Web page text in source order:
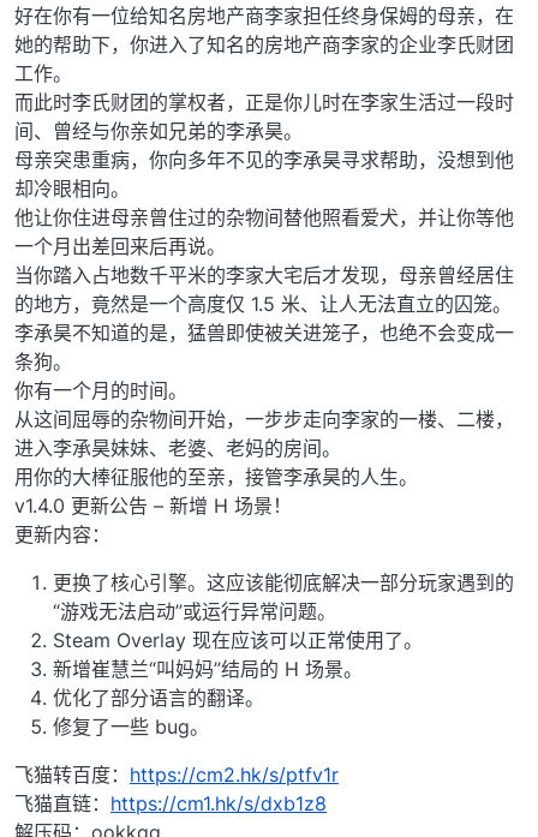
好在你有一位给知名房地产商李家担任终身保姆的母亲，在
她的帮助下，你进入了知名的房地产商李家的企业李氏财团
工作。
而此时李氏财团的掌权者，正是你儿时在李家生活过一段时
间、曾经与你亲如兄弟的李承昊。
母亲突患重病，你向多年不见的李承昊寻求帮助，没想到他
却冷眼相向。
他让你住进母亲曾住过的杂物间替他照看爱犬，并让你等他
一个月出差回来后再说。
当你踏入占地数千平米的李家大宅后才发现，母亲曾经居住
的地方，竟然是一个高度仅 1.5 米、让人无法直立的囚笼。
李承昊不知道的是，猛兽即使被关进笼子，也绝不会变成一
条狗。
你有一个月的时间。
从这间屈辱的杂物间开始，一步步走向李家的一楼、二楼，
进入李承昊妹妹、老婆、老妈的房间。
用你的大棒征服他的至亲，接管李承昊的人生。
v1.4.0 更新公告 – 新增 H 场景！
更新内容：
更换了核心引擎。这应该能彻底解决一部分玩家遇到的
“游戏无法启动”或运行异常问题。
Steam Overlay 现在应该可以正常使用了。
新增崔慧兰“叫妈妈”结局的 H 场景。
优化了部分语言的翻译。
修复了一些 bug。
飞猫转百度： https://cm2.hk/s/ptfv1r
飞猫直链： https://cm1.hk/s/dxb1z8